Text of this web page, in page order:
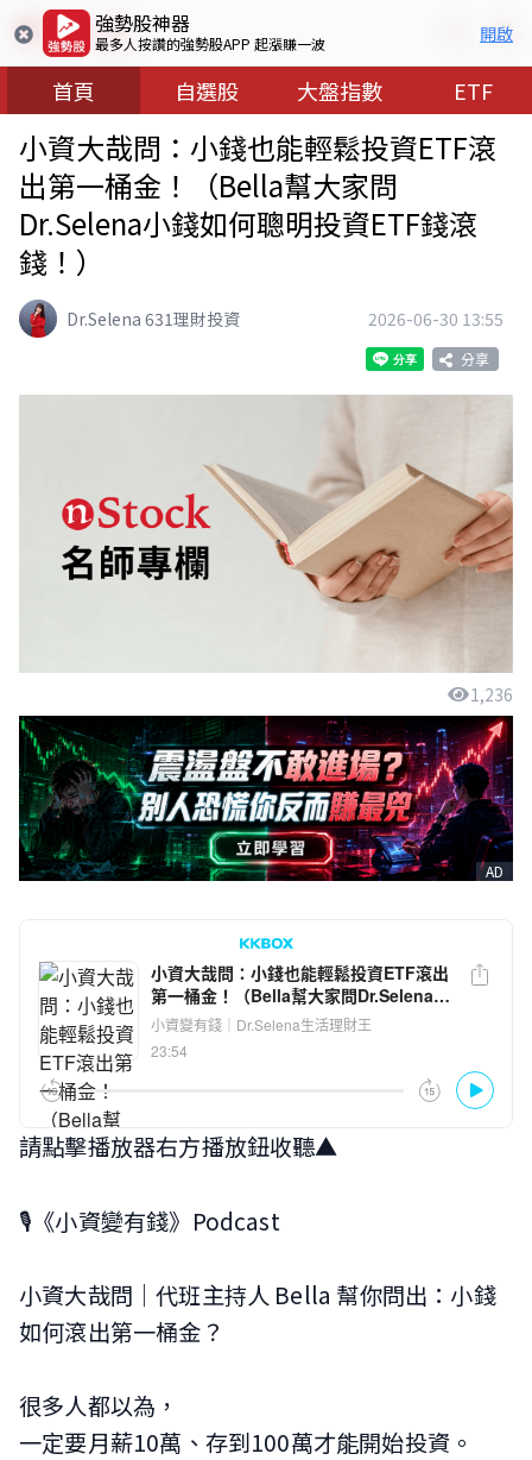
強勢股神器
最多人按讚的強勢股APP 起漲賺一波 開啟
首頁 自選股 大盤指數 ETF
小資大哉問：小錢也能輕鬆投資ETF滾
出第一桶金！（Bella幫大家問
Dr.Selena小錢如何聰明投資ETF錢滾
錢！）
Dr.Selena 631理財投資 2026-06-30 13:55
分享
1,236
AD
請點擊播放器右方播放鈕收聽▲
🎙️《小資變有錢》Podcast
小資大哉問｜代班主持人 Bella 幫你問出：小錢
如何滾出第一桶金？
很多人都以為，
一定要月薪10萬、存到100萬才能開始投資。